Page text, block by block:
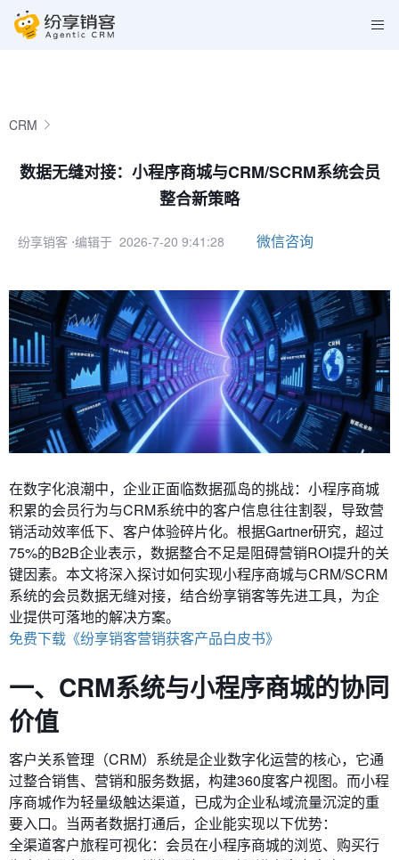
CRM
数据无缝对接：小程序商城与CRM/SCRM系统会员
整合新策略
纷享销客 ⋅编辑于 2026-7-20 9:41:28 微信咨询
在数字化浪潮中，企业正面临数据孤岛的挑战：小程序商城
积累的会员行为与CRM系统中的客户信息往往割裂，导致营
销活动效率低下、客户体验碎片化。根据Gartner研究，超过
75%的B2B企业表示，数据整合不足是阻碍营销ROI提升的关
键因素。本文将深入探讨如何实现小程序商城与CRM/SCRM
系统的会员数据无缝对接，结合纷享销客等先进工具，为企
业提供可落地的解决方案。
免费下载《纷享销客营销获客产品白皮书》
一、CRM系统与小程序商城的协同
价值
客户关系管理（CRM）系统是企业数字化运营的核心，它通
过整合销售、营销和服务数据，构建360度客户视图。而小程
序商城作为轻量级触达渠道，已成为企业私域流量沉淀的重
要入口。当两者数据打通后，企业能实现以下优势：
全渠道客户旅程可视化：会员在小程序商城的浏览、购买行